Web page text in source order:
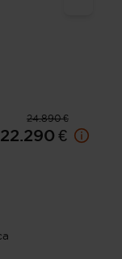
24.890 €
22.290 €